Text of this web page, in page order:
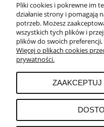
Pliki cookies i pokrewne im
działanie strony i pomagają
potrzeb. Możesz
wszystkich tych plików i
plików do swoich
Więcej o plikach cookies
prywatności.
ZAAKCEPTUJ